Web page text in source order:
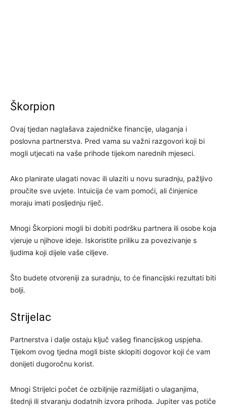
Škorpion
Ovaj tjedan naglašava zajedničke financije, ulaganja i
poslovna partnerstva. Pred vama su važni razgovori koji bi
mogli utjecati na vaše prihode tijekom narednih mjeseci.
Ako planirate ulagati novac ili ulaziti u novu suradnju, pažljivo
proučite sve uvjete. Intuicija će vam pomoći, ali činjenice
moraju imati posljednju riječ.
Mnogi Škorpioni mogli bi dobiti podršku partnera ili osobe koja
vjeruje u njihove ideje. Iskoristite priliku za povezivanje s
ljudima koji dijele vaše ciljeve.
Što budete otvoreniji za suradnju, to će financijski rezultati biti
bolji.
Strijelac
Partnerstva i dalje ostaju ključ vašeg financijskog uspjeha.
Tijekom ovog tjedna mogli biste sklopiti dogovor koji će vam
donijeti dugoročnu korist.
Mnogi Strijelci počet će ozbiljnije razmišljati o ulaganjima,
štednji ili stvaranju dodatnih izvora prihoda. Jupiter vas potiče